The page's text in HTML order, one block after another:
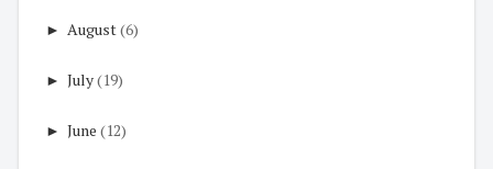
► August(6)
► July(19)
► June (12)